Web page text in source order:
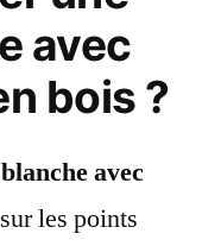
avec
bois ?
avec
les points